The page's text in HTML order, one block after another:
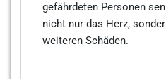
gefährdeten Personen
nicht nur das Herz,
weiteren Schäden.